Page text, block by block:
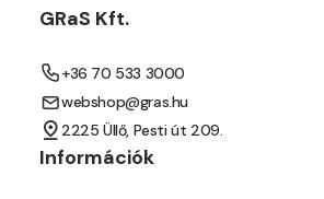
GRaS Kft.
+36 70 533 3000
webshop@gras.hu
2225 Üllő, Pesti út 209.
Információk